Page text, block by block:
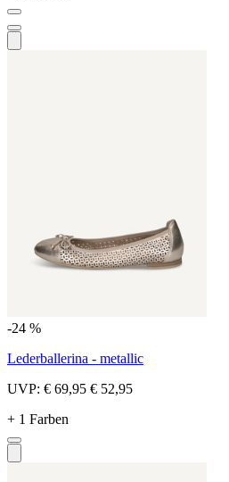
-24 %
Lederballerina - metallic
UVP: € 69,95 € 52,95
+ 1 Farben